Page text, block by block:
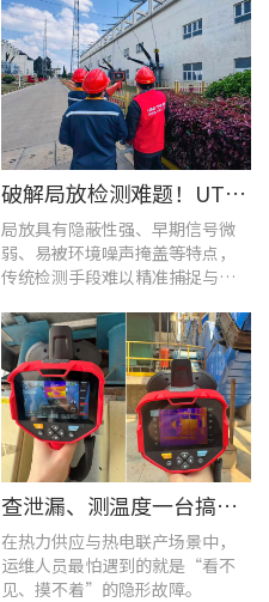
破解局放检测难题！UT568B手持式声学成像仪让隐患“可视化”
局放具有隐蔽性强、早期信号微
弱、易被环境噪声掩盖等特点，
传统检测手段难以精准捕捉与定
查泄漏、测温度一台搞定！UT568F红外声成像仪让设备巡检更高效
在热力供应与热电联产场景中，
运维人员最怕遇到的就是“看不
见、摸不着”的隐形故障。